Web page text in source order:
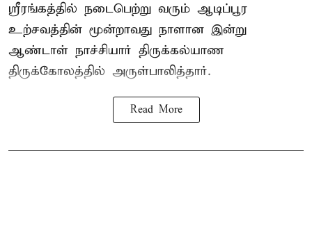
ஸ்ரீரங்கத்தில் நடைபெற்று வரும் ஆடிப்பூர
உற்சவத்தின் மூன்றாவது நாளான இன்று
ஆண்டாள் நாச்சியார் திருக்கல்யாண
திருக்கோலத்தில் அருள்பாலித்தார்.
Read More